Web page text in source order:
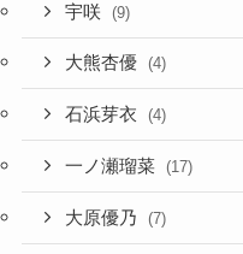
宇咲 (9)
大熊杏優 (4)
石浜芽衣 (4)
一ノ瀬瑠菜 (17)
大原優乃 (7)